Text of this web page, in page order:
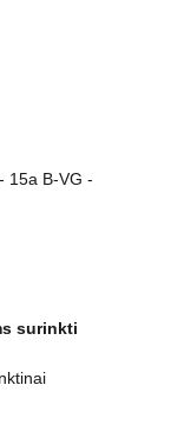
15a B-VG -
surinkti